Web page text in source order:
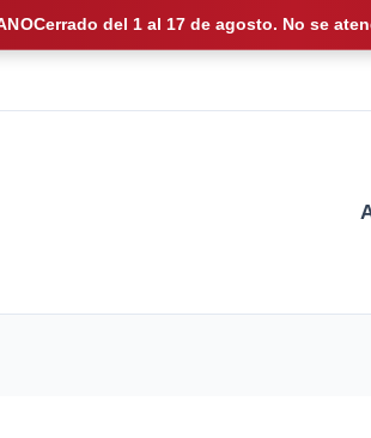
Cerrado del 1 al 17 de agosto. No se